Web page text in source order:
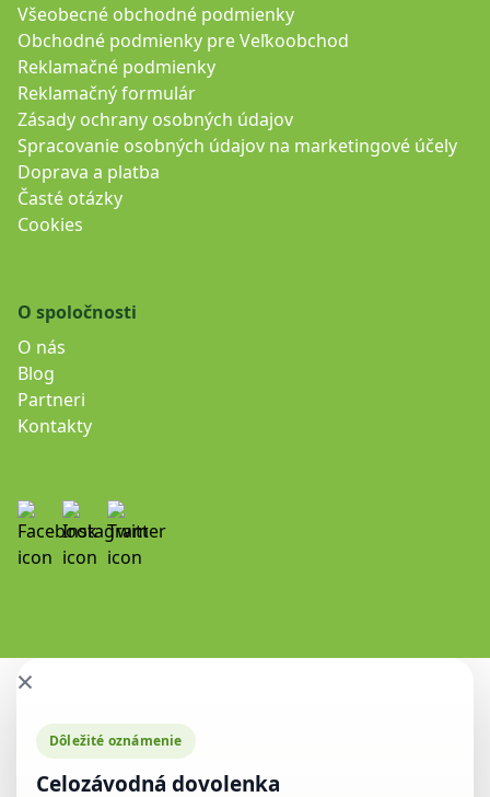
Všeobecné obchodné podmienky
Obchodné podmienky pre Veľkoobchod
Reklamačné podmienky
Reklamačný formulár
Zásady ochrany osobných údajov
Spracovanie osobných údajov na marketingové účely
Doprava a platba
Časté otázky
Cookies
O spoločnosti
O nás
Blog
Partneri
Kontakty
×
Dôležité oznámenie
Celozávodná dovolenka